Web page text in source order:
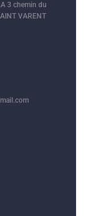
3 chemin du
VARENT